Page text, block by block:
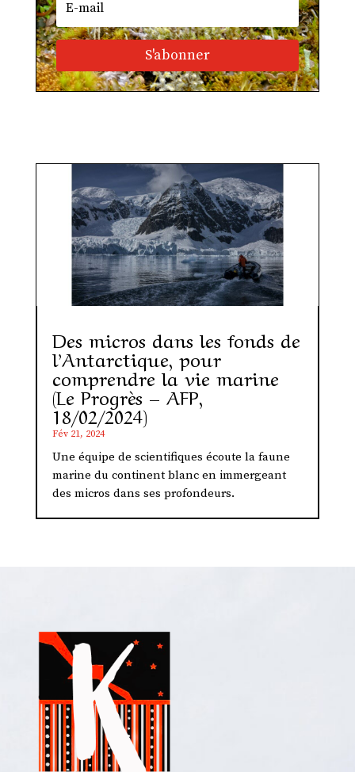
S'abonner
Des micros dans les fonds de
l’Antarctique, pour
comprendre la vie marine
(Le Progrès – AFP,
18/02/2024)
Fév 21, 2024
Une équipe de scientifiques écoute la faune
marine du continent blanc en immergeant
des micros dans ses profondeurs.